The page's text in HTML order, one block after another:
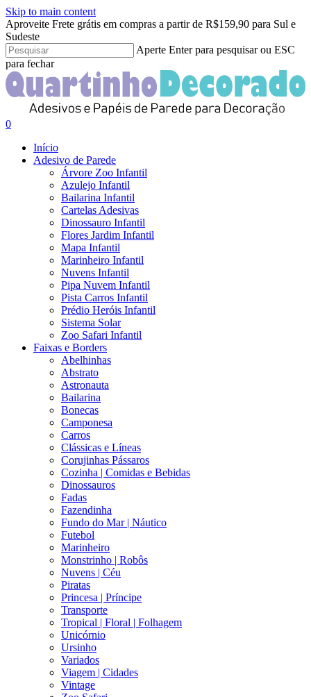
Skip to main content
Aproveite Frete grátis em compras a partir de R$159,90 para Sul e
Sudeste
Aperte Enter para pesquisar ou ESC
para fechar
Close
Search
search
account
0
Início
Adesivo de Parede
Árvore Zoo Infantil
Azulejo Infantil
Bailarina Infantil
Cartelas Adesivas
Dinossauro Infantil
Flores Jardim Infantil
Mapa Infantil
Marinheiro Infantil
Nuvens Infantil
Pipa Nuvem Infantil
Pista Carros Infantil
Prédio Heróis Infantil
Sistema Solar
Zoo Safari Infantil
Faixas e Borders
Abelhinhas
Abstrato
Astronauta
Bailarina
Bonecas
Camponesa
Carros
Clássicas e Líneas
Corujinhas Pássaros
Cozinha | Comidas e Bebidas
Dinossauros
Fadas
Fazendinha
Fundo do Mar | Náutico
Futebol
Marinheiro
Monstrinho | Robôs
Nuvens | Céu
Piratas
Princesa | Príncipe
Transporte
Tropical | Floral | Folhagem
Unicórnio
Ursinho
Variados
Viagem | Cidades
Vintage